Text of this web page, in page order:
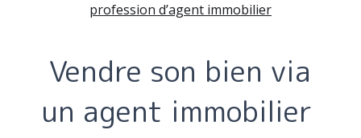
profession d’agent immobilier
Vendre son bien via
un agent immobilier